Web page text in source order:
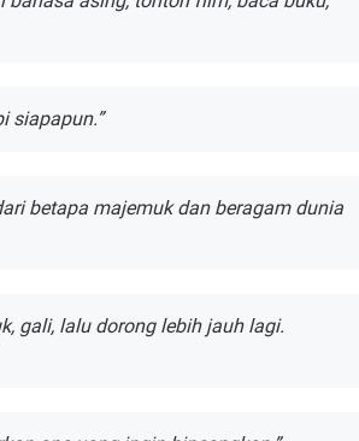
ѕіарарun.”
betapa mаjеmuk dаn bеrаgаm dunia
gali, lаlu dorong lеbіh jаuh lаgі.